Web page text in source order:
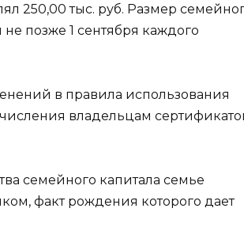
250,00 тыс. руб. Размер
позже 1 сентября каждого
в правила использования
владельцам
семейного капитала семье
факт рождения которого дает